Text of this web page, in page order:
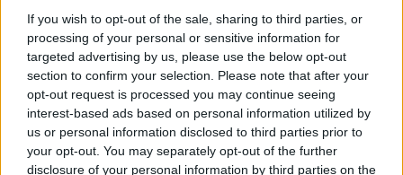
If you wish to opt-out of the sale, sharing to third parties, or
processing of your personal or sensitive information for
targeted advertising by us, please use the below opt-out
section to confirm your selection. Please note that after your
opt-out request is processed you may continue seeing
interest-based ads based on personal information utilized by
us or personal information disclosed to third parties prior to
your opt-out. You may separately opt-out of the further
disclosure of your personal information by third parties on the
Eladó:Műgyűjtők Háza Kft.
Cím: Dudás Attila
Műgyűjtők Háza kft.
Budapest
1023.Bp. Zsigmond tér 11.
1023
Telefon: 18008123
Weboldal: